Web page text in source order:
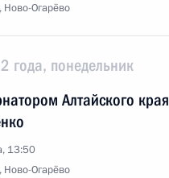
Ново-Огарёво
года, понедельник
Алтайского края
13:50
Ново-Огарёво